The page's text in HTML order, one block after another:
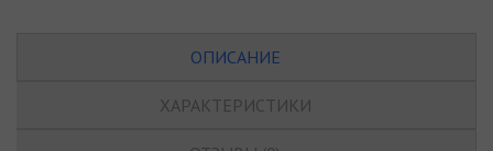
ОПИСАНИЕ
ХАРАКТЕРИСТИКИ